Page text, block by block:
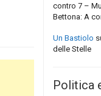
contro 7 –
Bettona: A
Un Bastiolo
delle Stelle
Politica